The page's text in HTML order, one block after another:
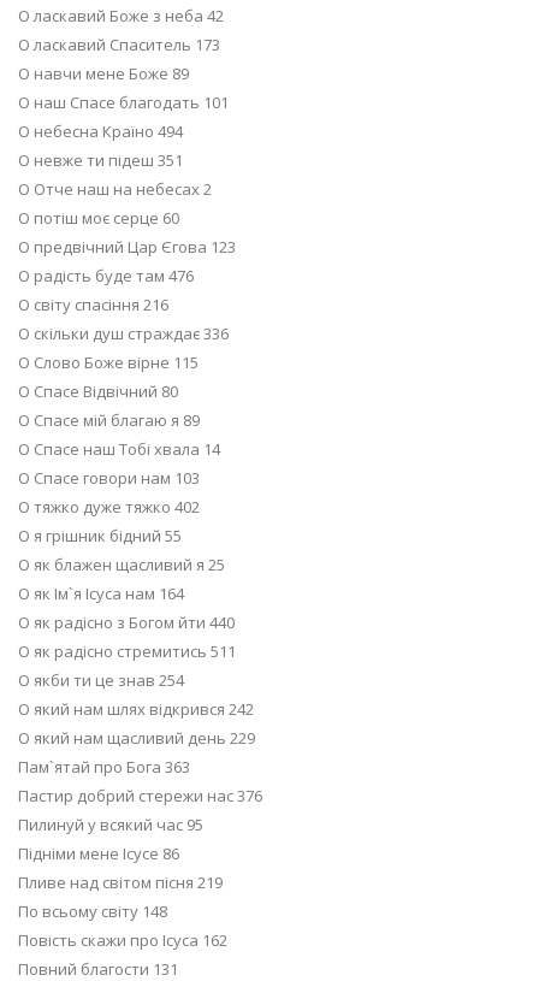
О ласкавий Боже з неба 42
О ласкавий Спаситель 173
О навчи мене Боже 89
О наш Спасе благодать 101
О небесна Країно 494
О невже ти підеш 351
О Отче наш на небесах 2
О потіш моє серце 60
О предвічний Цар Єгова 123
О радість буде там 476
О світу спасіння 216
О скільки душ страждає 336
О Слово Боже вірне 115
О Спасе Відвічний 80
О Спасе мій благаю я 89
О Спасе наш Тобі хвала 14
О Спасе говори нам 103
О тяжко дуже тяжко 402
О я грішник бідний 55
О як блажен щасливий я 25
О як Ім`я Ісуса нам 164
О як радісно з Богом йти 440
О як радісно стремитись 511
О якби ти це знав 254
О який нам шлях відкрився 242
О який нам щасливий день 229
Пам`ятай про Бога 363
Пастир добрий стережи нас 376
Пилинуй у всякий час 95
Підніми мене Ісусе 86
Пливе над світом пісня 219
По всьому світу 148
Повість скажи про Ісуса 162
Повний благости 131